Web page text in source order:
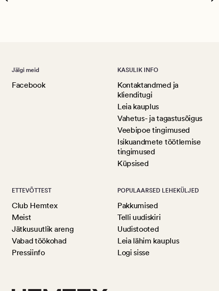
Jälgi meid
Facebook
KASULIK INFO
Kontaktandmed ja
klienditugi
Leia kauplus
Vahetus- ja tagastusõigus
Veebipoe tingimused
Isikuandmete töötlemise
tingimused
Küpsised
ETTEVÕTTEST
Club Hemtex
Meist
Jätkusuutlik areng
Vabad töökohad
Pressiinfo
POPULAARSED LEHEKÜLJED
Pakkumised
Telli uudiskiri
Uudistooted
Leia lähim kauplus
Logi sisse